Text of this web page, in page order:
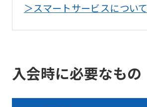
＞スマートサービスについて
入会時に必要なもの